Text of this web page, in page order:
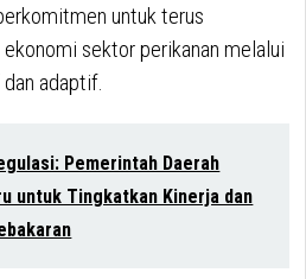
untuk terus
sektor perikanan melalui
adaptif.
Pemerintah Daerah
untuk Tingkatkan Kinerja dan